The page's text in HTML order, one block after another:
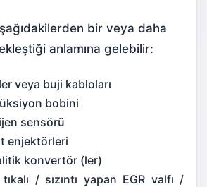
bir veya daha
anlamına gelebilir:
veya buji kabloları
bobini
sensörü
enjektörleri
konvertör (ler)
tıkalı / sızıntı yapan EGR valfı /